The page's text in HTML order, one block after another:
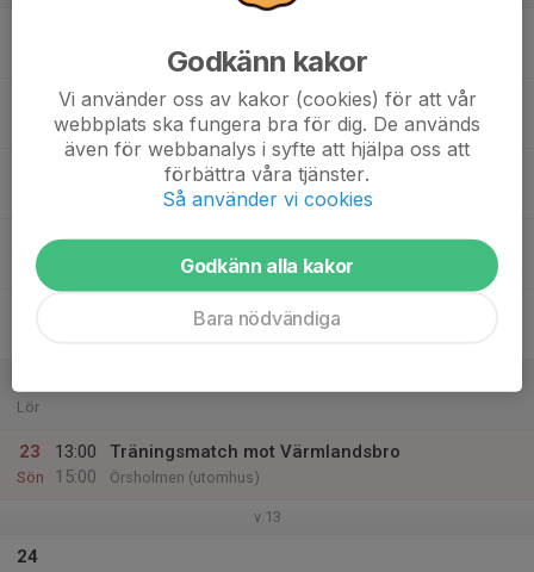
18:00
19:15
Träning
Råtorpsvallen
Tor
Lör
23
Sön
13:00
15:00
Träningsmatch mot Värmlandsbro
Örsholmen (utomhus)
v.13
24
Godkänn kakor
Vi använder oss av kakor (cookies) för att vår
webbplats ska fungera bra för dig. De används
även för webbanalys i syfte att hjälpa oss att
förbättra våra tjänster.
Så använder vi cookies
Godkänn alla kakor
Bara nödvändiga